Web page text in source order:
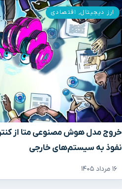
خروج مدل هوش مصنوعی متا از
نفوذ به سیستم‌های خارجی
۱۶ مرداد ۱۴۰۵
ارز دیجیتال, اقتصادی